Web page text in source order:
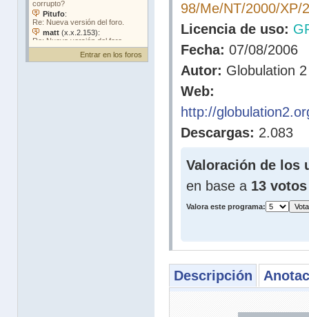
Entrar en los foros
98/Me/NT/2000/XP/
Licencia de uso:
Fecha: 07/08/2006
Autor: Globulation
Web:
http://
Descargas: 2.083
Valoración de los
en base a 13 votos
Valora este programa:
Descripción